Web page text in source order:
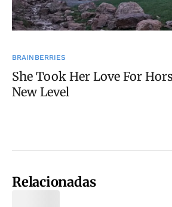
Relacionadas